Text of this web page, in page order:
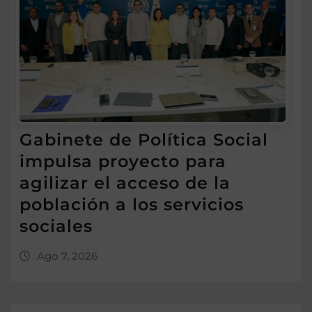
Gabinete de Política Social
impulsa proyecto para
agilizar el acceso de la
población a los servicios
sociales
Ago 7, 2026